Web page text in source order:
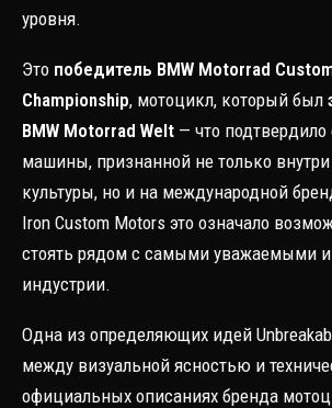
уровня.
Это победитель BMW Motorrad
Championship, мотоцикл, который был
BMW Motorrad Welt — что подтвердило
машины, признанной не только
культуры, но и на международной
Iron Custom Motors это означало
стоять рядом с самыми уважаемыми
индустрии.
Одна из определяющих идей
между визуальной ясностью и
официальных описаниях бренда